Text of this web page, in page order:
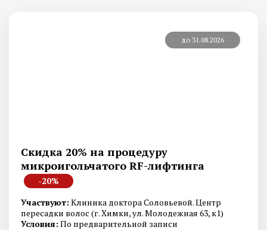
до 31.08.2026
Скидка 20% на процедуру
микроигольчатого RF-лифтинга
-20%
Участвуют: Клиника доктора Соловьевой. Центр
пересадки волос (г. Химки, ул. Молодежная 63, к1)
Условия: По предварительной записи